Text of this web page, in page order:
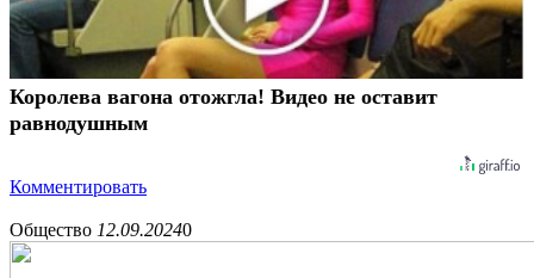
Королева вагона отожгла! Видео не оставит
равнодушным
Комментировать
Общество 12.09.20240